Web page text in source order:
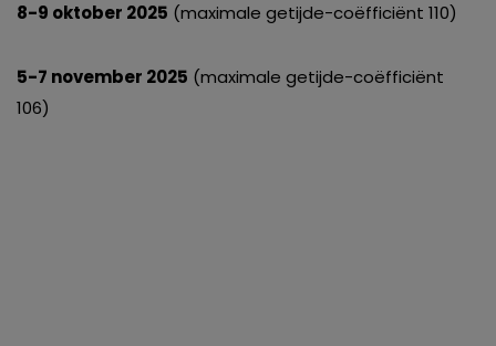
8-9 oktober 2025 (maximale getijde-coëfficiënt 110)
5-7 november 2025 (maximale getijde-coëfficiënt
106)